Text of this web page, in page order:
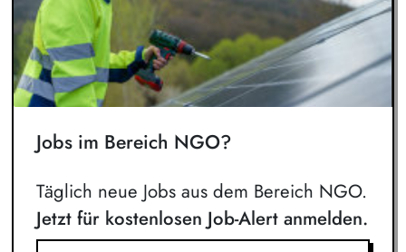
Jobs im Bereich NGO?
Täglich neue Jobs aus dem Bereich NGO.
Jetzt für kostenlosen Job-Alert anmelden.